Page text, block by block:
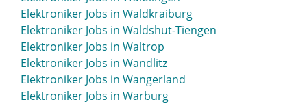
Elektroniker Jobs in Waldkraiburg
Elektroniker Jobs in Waldshut-Tiengen
Elektroniker Jobs in Waltrop
Elektroniker Jobs in Wandlitz
Elektroniker Jobs in Wangerland
Elektroniker Jobs in Warburg